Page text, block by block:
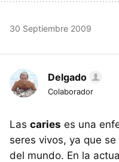
30 Septiembre 2009
Delgado
Colaborador
Las caries es una
seres vivos, ya que
del mundo. En la